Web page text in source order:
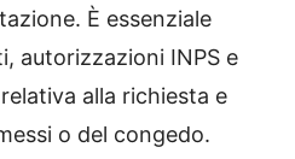
È essenziale
autorizzazioni INPS e
alla richiesta e
o del congedo.